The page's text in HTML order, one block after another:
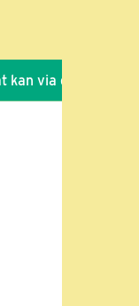
de link!